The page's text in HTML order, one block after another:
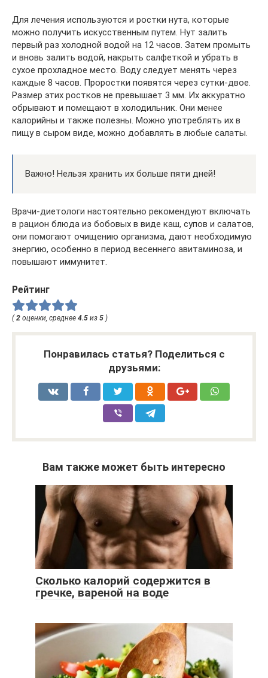
Для лечения используются и ростки нута, которые
можно получить искусственным путем. Нут залить
первый раз холодной водой на 12 часов. Затем промыть
и вновь залить водой, накрыть салфеткой и убрать в
сухое прохладное место. Воду следует менять через
каждые 8 часов. Проростки появятся через сутки-двое.
Размер этих ростков не превышает 3 мм. Их аккуратно
обрывают и помещают в холодильник. Они менее
калорийны и также полезны. Можно употреблять их в
пищу в сыром виде, можно добавлять в любые салаты.
Важно! Нельзя хранить их больше пяти дней!
Врачи-диетологи настоятельно рекомендуют включать
в рацион блюда из бобовых в виде каш, супов и салатов,
они помогают очищению организма, дают необходимую
энергию, особенно в период весеннего авитаминоза, и
повышают иммунитет.
Рейтинг
(2 оценки, среднее 4.5 из 5 )
Понравилась статья? Поделиться с
друзьями:
Вам также может быть интересно
Сколько калорий содержится в
гречке, вареной на воде